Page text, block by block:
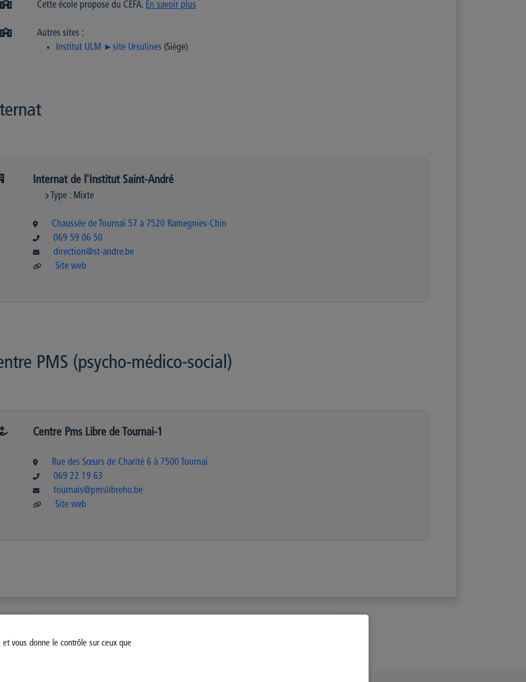
vous donne le contrôle sur ceux que
Cette école propose du CEFA. En savoir plus
Autres sites :
Institut ULM ►site Ursulines(Siège)
Internat de l'Institut Saint-André
Type : Mixte
Chaussée de Tournai 57 à 7520 Ramegnies-Chin
069 59 06 50
direction@st-andre.be
Site web
PMS (psycho-médico-social)
Centre Pms Libre de Tournai-1
Rue des Sœurs de Charité 6 à 7500 Tournai
069 22 19 63
tournais@pmslibreho.be
Site web